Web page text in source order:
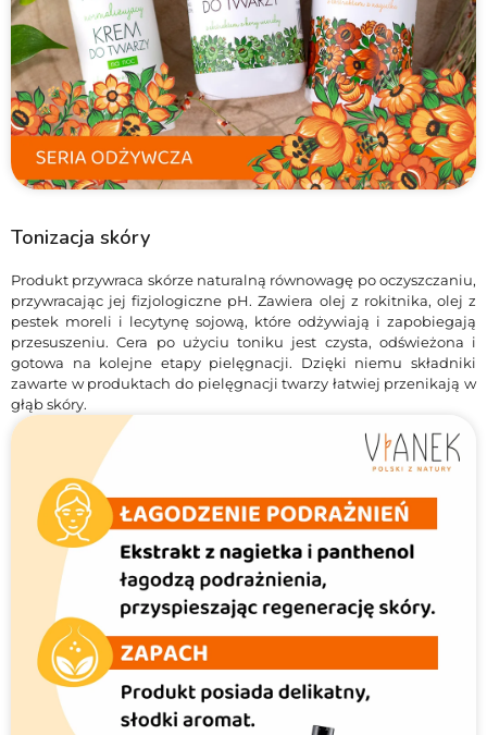
Tonizacja skóry
Produkt przywraca skórze naturalną równowagę po oczyszczaniu,
przywracając jej fizjologiczne pH. Zawiera olej z rokitnika, olej z
pestek moreli i lecytynę sojową, które odżywiają i zapobiegają
przesuszeniu. Cera po użyciu toniku jest czysta, odświeżona i
gotowa na kolejne etapy pielęgnacji. Dzięki niemu składniki
zawarte w produktach do pielęgnacji twarzy łatwiej przenikają w
głąb skóry.